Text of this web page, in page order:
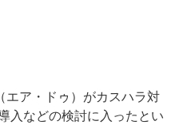
エア・ドゥ）がカスハラ対
入などの検討に入ったとい